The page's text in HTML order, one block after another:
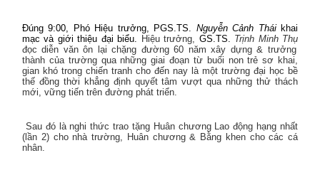
Đúng 9:00, Phó Hiệu trưởng, PGS.TS. Nguyễn Cảnh Tháikhai
mạc và giới thiệu đại biểu. Hiệu trưởng, GS.TS. Trịnh Minh Thụ
đọc diễn văn ôn lại chặng đường 60 năm xây dựng & trưởng
thành của trường qua những giai đoạn từ buổi non trẻ sơ khai,
gian khó trong chiến tranh cho đến nay là một trường đại học bề
thế đồng thời khẳng định quyết tâm vượt qua những thử thách
mới, vững tiến trên đường phát triển.
Sau đó là nghi thức trao tặng Huân chương Lao động hạng nhất
(lần 2) cho nhà trường, Huân chương & Bằng khen cho các cá
nhân.